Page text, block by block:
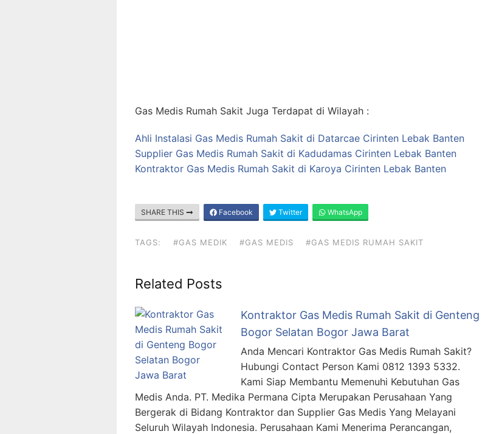
Gas Medis Rumah Sakit Juga Terdapat di Wilayah :
Ahli Instalasi Gas Medis Rumah Sakit di Datarcae Cirinten Lebak Banten
Supplier Gas Medis Rumah Sakit di Kadudamas Cirinten Lebak Banten
Kontraktor Gas Medis Rumah Sakit di Karoya Cirinten Lebak Banten
SHARE THIS Facebook Twitter WhatsApp
TAGS: #GAS MEDIK #GAS MEDIS #GAS MEDIS RUMAH SAKIT
Related Posts
Kontraktor Gas Medis Rumah Sakit di Genteng
Bogor Selatan Bogor Jawa Barat
Anda Mencari Kontraktor Gas Medis Rumah Sakit?
Hubungi Contact Person Kami 0812 1393 5332.
Kami Siap Membantu Memenuhi Kebutuhan Gas
Medis Anda. PT. Medika Permana Cipta Merupakan Perusahaan Yang
Bergerak di Bidang Kontraktor dan Supplier Gas Medis Yang Melayani
Seluruh Wilayah Indonesia. Perusahaan Kami Menerima Perancangan,